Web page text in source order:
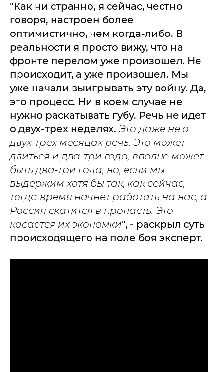
"Как ни странно, я сейчас, честно
говоря, настроен более
оптимистично, чем когда-либо. В
реальности я просто вижу, что на
фронте перелом уже произошел. Не
происходит, а уже произошел. Мы
уже начали выигрывать эту войну. Да,
это процесс. Ни в коем случае не
нужно раскатывать губу. Речь не идет
о двух-трех неделях. Это даже не о
двух-трех месяцах речь. Это может
длиться и два-три года, вполне может
быть два-три года, но, если мы
выдержим хотя бы так, как сейчас,
тогда время начнет работать на нас, а
Россия скатится в пропасть. Это
касается их экономки", - раскрыл суть
происходящего на поле боя эксперт.